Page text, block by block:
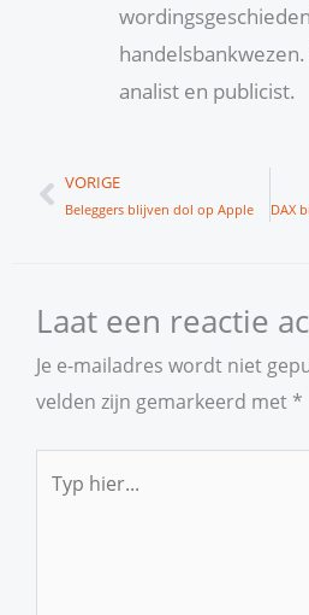
analist en publicist.
Vorige
VORIGE
Beleggers blijven dol op Apple
Laat een reactie
Je e-mailadres wordt niet
velden zijn gemarkeerd met *
hier...